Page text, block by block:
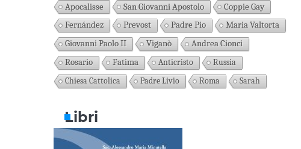
Apocalisse
San Giovanni Apostolo Coppie Gay
Fernández Prevost Padre Pio
Maria Valtorta
Giovanni Paolo II
Viganò
Andrea Cionci
Rosario
Fatima Anticristo
Russia
Chiesa Cattolica
Padre Livio Roma Sarah
Libri